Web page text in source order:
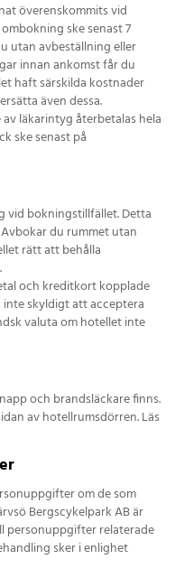
överenskommits vid
ske senast 7
utan avbeställning eller
innan ankomst får du
haft särskilda kostnader
även dessa.
läkarintyg återbetalas hela
ske senast på
vid bokningstillfället. Detta
du rummet utan
rätt att behålla
och kreditkort kopplade
skyldigt att acceptera
valuta om hotellet inte
och brandsläckare finns.
av hotellrumsdörren. Läs
om de som
Bergscykelpark AB är
personuppgifter relaterade
sker i enlighet